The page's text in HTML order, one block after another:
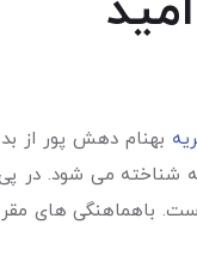
بهنام دهش پور از
شناخته می شود. در